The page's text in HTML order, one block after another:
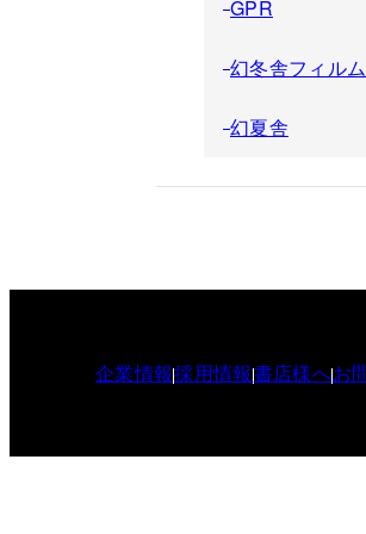
GPR
幻冬舎フィルム
幻夏舎
企業情報採用情報書店様へお